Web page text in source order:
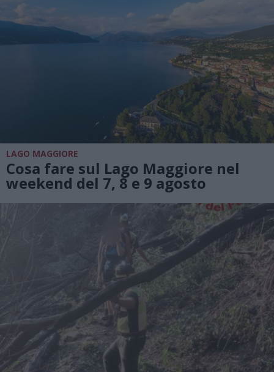
LAGO MAGGIORE
Cosa fare sul Lago Maggiore nel
weekend del 7, 8 e 9 agosto